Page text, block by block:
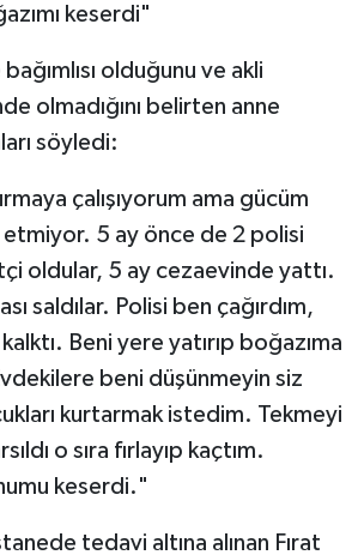
keserdi"
olduğunu ve akli
olmadığını belirten anne
söyledi:
çalışıyorum ama gücüm
5 ay önce de 2 polisi
oldular, 5 ay cezaevinde yattı.
saldılar. Polisi ben çağırdım,
Beni yere yatırıp boğazıma
beni düşünmeyin siz
kurtarmak istedim. Tekmeyi
o sıra fırlayıp kaçtım.
keserdi."
tedavi altına alınan Fırat